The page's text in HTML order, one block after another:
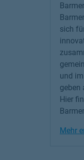
sich
und
geben
Hier
Mehr